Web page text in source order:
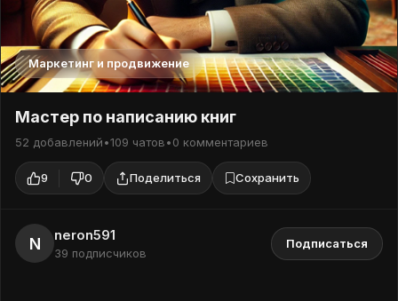
Маркетинг и продвижение
Мастер по написанию книг
52 добавлений•109 чатов•0 комментариев
9 0 Поделиться Сохранить
N neron591
39 подписчиков
Подписаться